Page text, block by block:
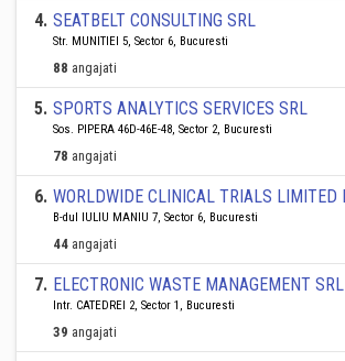
4. SEATBELT CONSULTING SRL
Str. MUNITIEI 5, Sector 6, Bucuresti
88 angajati
5. SPORTS ANALYTICS SERVICES SRL
Sos. PIPERA 46D-46E-48, Sector 2, Bucuresti
78 angajati
6.
B-dul IULIU MANIU 7, Sector 6, Bucuresti
44 angajati
7. ELECTRONIC WASTE MANAGEMENT SRL
Intr. CATEDREI 2, Sector 1, Bucuresti
39 angajati